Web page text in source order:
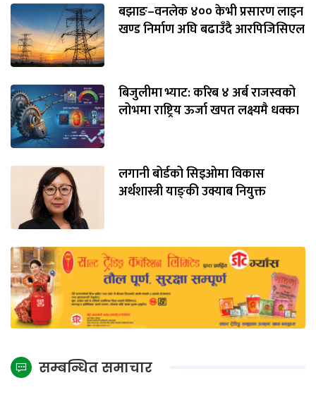
बझाङ–वनलेक ४०० केभी प्रसारण लाइन
खण्ड निर्माण अघि बढाउँदै आरपिजिसिएल
बिजुलीमा भ्याट: करिब ४ अर्ब राजस्वको
लोभमा राष्ट्रिय ऊर्जा खपत लक्ष्यमै धक्का
लगानी बोर्डको सिइओमा विकास
अर्थशास्त्री याङ्‌की उक्याब नियुक्त
सम्बन्धित समाचार